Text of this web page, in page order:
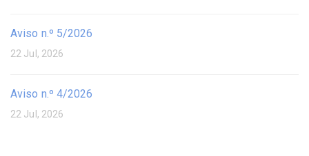
Aviso n.º 5/2026
22 Jul, 2026
Aviso n.º 4/2026
22 Jul, 2026